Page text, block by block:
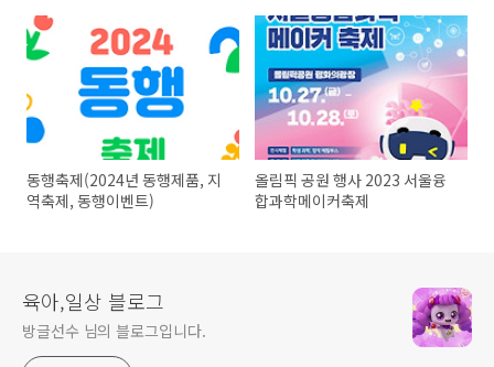
동행축제(2024년 동행제품, 지
역축제, 동행이벤트)
올림픽 공원 행사 2023 서울융
합과학메이커축제
육아,일상 블로그
방글선수 님의 블로그입니다.